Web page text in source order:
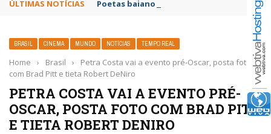
ÚLTIMAS NOTÍCIAS Poetas baianos representam o Brasil no
BRASIL CINEMA MUNDO NOTÍCIAS TEMPO REAL
Home › Brasil ›
Petra Costa vai a evento pré-Oscar, posta foto
com Brad Pitt e tieta Robert DeNiro
PETRA COSTA VAI A EVENTO PRÉ-
OSCAR, POSTA FOTO COM BRAD PITT
E TIETA ROBERT DENIRO